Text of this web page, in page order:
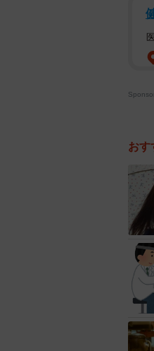
ラ
ー
った
と記
週3
で
ます
若
の
ど
ー
おす